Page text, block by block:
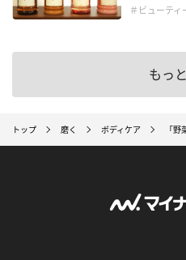
＃ビューティ
もっ
トップ 磨く ボディケア 「